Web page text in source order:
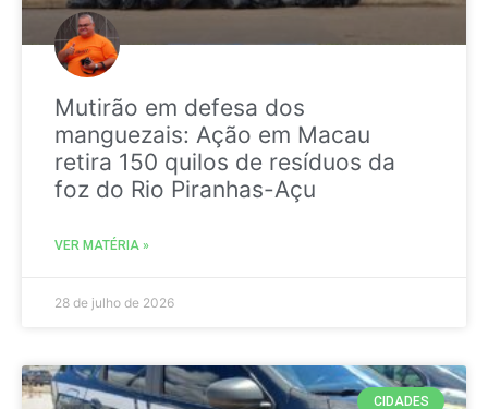
Mutirão em defesa dos
manguezais: Ação em Macau
retira 150 quilos de resíduos da
foz do Rio Piranhas-Açu
VER MATÉRIA »
28 de julho de 2026
CIDADES